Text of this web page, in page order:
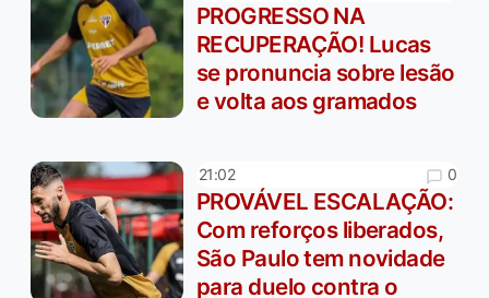
PROGRESSO NA
RECUPERAÇÃO! Lucas
se pronuncia sobre lesão
e volta aos gramados
21:02 0
PROVÁVEL ESCALAÇÃO:
Com reforços liberados,
São Paulo tem novidade
para duelo contra o